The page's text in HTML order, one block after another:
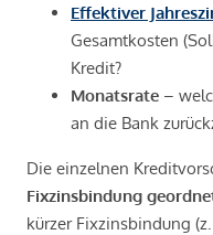
Effektiver
Gesamtkosten
Kredit?
Monatsrate –
an die Bank
Die einzelnen
Fixzinsbindung
kürzer Fixzinsbindung